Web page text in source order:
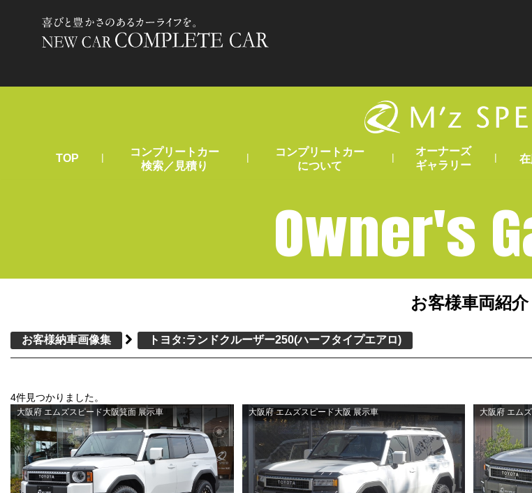
TOP |
コンプリートカー
検索／見積り
|
コンプリートカー
について
|
オーナーズ
ギャラリー
|
Owner's
お客様車両紹介
お客様納車画像集 トヨタ:ランドクルーザー250(ハーフタイプエアロ)
4件見つかりました。
大阪府 エムズスピード大阪箕面 展示車 大阪府 エムズスピード大阪 展示車 大阪府 エム